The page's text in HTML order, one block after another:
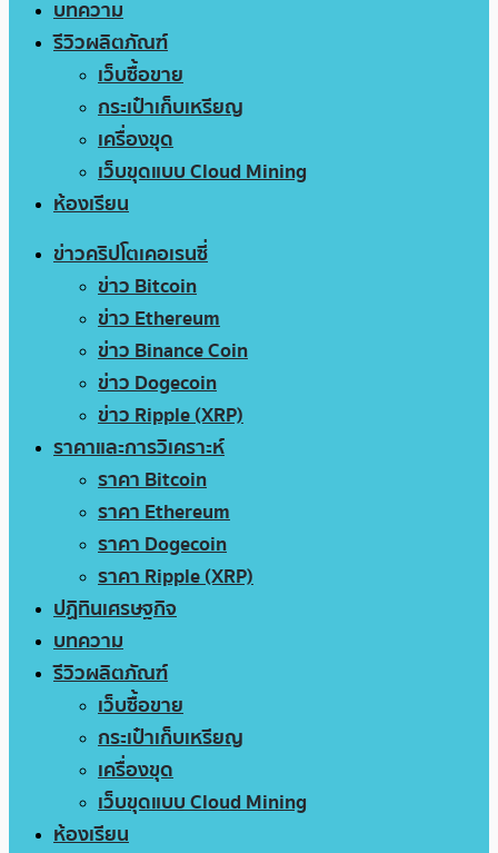
บทความ
รีวิวผลิตภัณฑ์
เว็บซื้อขาย
กระเป๋าเก็บเหรียญ
เครื่องขุด
เว็บขุดแบบ Cloud Mining
ห้องเรียน
ข่าวคริปโตเคอเรนซี่
ข่าว Bitcoin
ข่าว Ethereum
ข่าว Binance Coin
ข่าว Dogecoin
ข่าว Ripple (XRP)
ราคาและการวิเคราะห์
ราคา Bitcoin
ราคา Ethereum
ราคา Dogecoin
ราคา Ripple (XRP)
ปฏิทินเศรษฐกิจ
บทความ
รีวิวผลิตภัณฑ์
เว็บซื้อขาย
กระเป๋าเก็บเหรียญ
เครื่องขุด
เว็บขุดแบบ Cloud Mining
ห้องเรียน